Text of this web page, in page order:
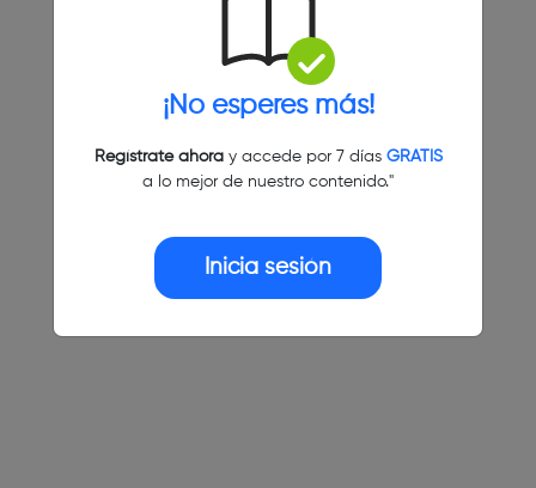
¡No esperes más!
Regístrate ahoray accede por 7 días GRATIS
a lo mejor de nuestro contenido."
Inicia sesión